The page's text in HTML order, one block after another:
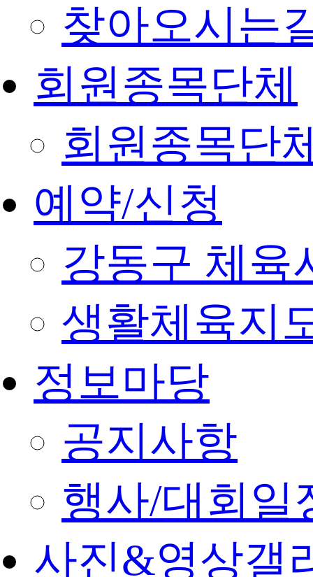
찾아오시는
회원종목단체
회원종목단
예약/신청
강동구 체육
생활체육지
정보마당
공지사항
행사/대회일
사진&영상갤